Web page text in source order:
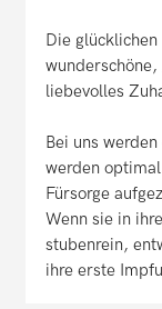
Die
liebevolles
Bei uns
werden
Fürsorge
Wenn sie in
stubenrein,
ihre erste